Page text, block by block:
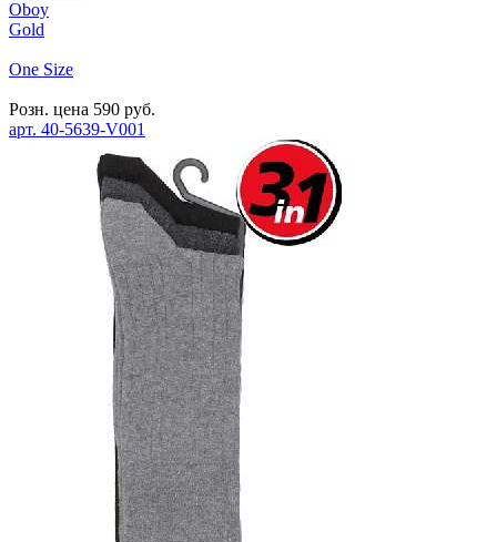
Oboy
Gold
One Size
Розн. цена 590 руб.
арт. 40-5639-V001